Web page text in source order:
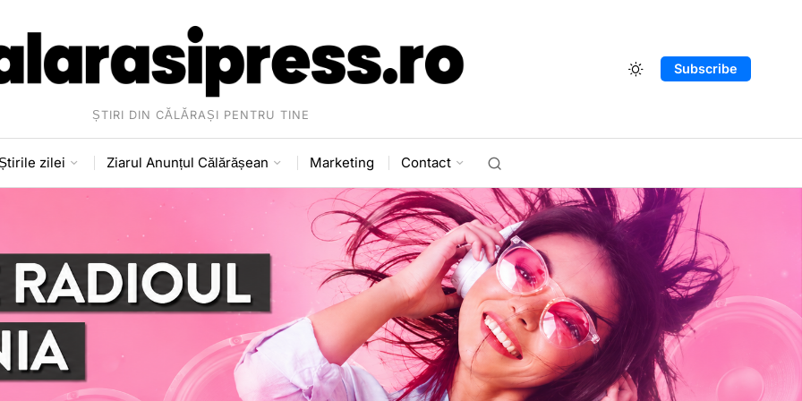
ȘTIRI DIN CĂLĂRAȘI PENTRU TINE
Subscribe
zilei Ziarul Anunțul Călărășean Marketing Contact